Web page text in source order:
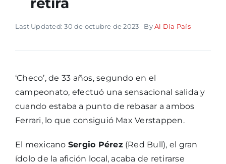
Last Updated: 30 de octubre de 2023 ByAl Día País
‘Checo’, de 33 años, segundo en el
campeonato, efectuó una sensacional salida y
cuando estaba a punto de rebasar a ambos
Ferrari, lo que consiguió Max Verstappen.
El mexicano Sergio Pérez(Red Bull), el gran
ídolo de la afición local, acaba de retirarse